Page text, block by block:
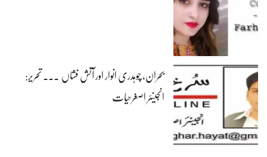
بحران، چوہدری انوار اور آتش فشاں ۔۔۔ تحریر:
انجینئر اصغرحیات